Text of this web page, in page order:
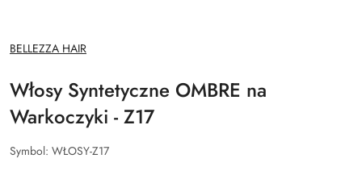
NAZWA
PRODUCENTA:
BELLEZZA HAIR
Włosy Syntetyczne OMBRE na
Warkoczyki - Z17
Symbol: WŁOSY-Z17